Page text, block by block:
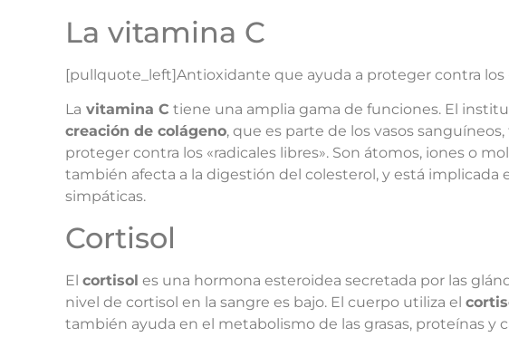
La vitamina C
[pullquote_left]Antioxidante que ayuda a proteger contra los
La vitamina C tiene una amplia gama de funciones. El
creación de colágeno, que es parte de los vasos
proteger contra los «radicales libres». Son átomos, iones o
también afecta a la digestión del colesterol, y está implicada
simpáticas.
Cortisol
El cortisol es una hormona esteroidea secretada por las
nivel de cortisol en la sangre es bajo. El cuerpo utiliza el
también ayuda en el metabolismo de las grasas, proteínas